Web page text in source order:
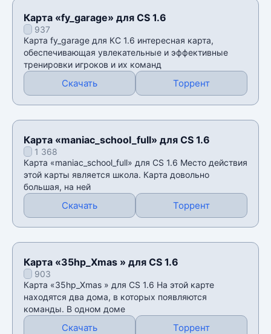
Карта «fy_garage» для CS 1.6
937
Карта fy_garage для КС 1.6 интересная карта,
обеспечивающая увлекательные и эффективные
тренировки игроков и их команд
Скачать Торрент
Карта «maniac_school_full» для CS 1.6
1 368
Карта «maniac_school_full» для CS 1.6 Место действия
этой карты является школа. Карта довольно
большая, на ней
Скачать Торрент
Карта «35hp_Xmas » для CS 1.6
903
Карта «35hp_Xmas » для CS 1.6 На этой карте
находятся два дома, в которых появляются
команды. В одном доме
Скачать Торрент